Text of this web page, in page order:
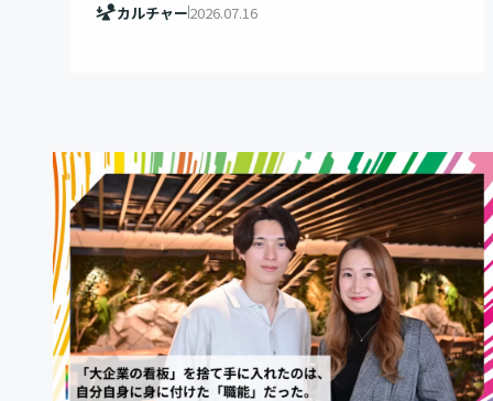
カルチャー2026.07.16